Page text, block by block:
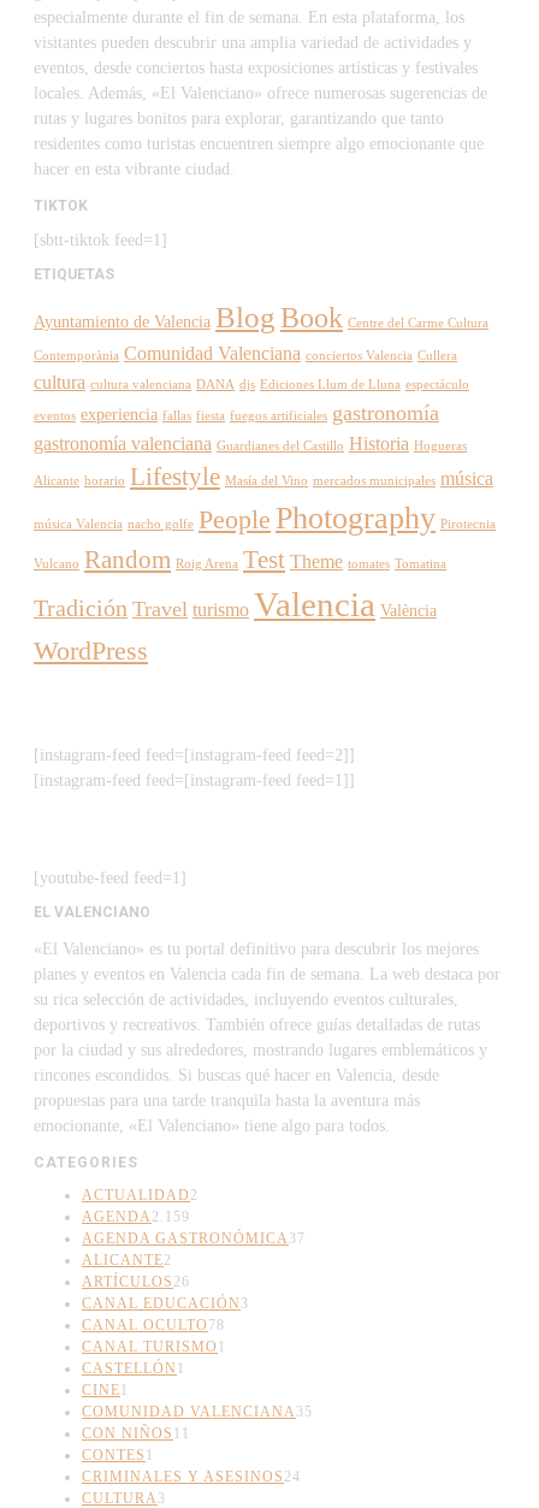
especialmente durante el fin de semana. En esta plataforma, los
visitantes pueden descubrir una amplia variedad de actividades y
eventos, desde conciertos hasta exposiciones artísticas y festivales
locales. Además, «El Valenciano» ofrece numerosas sugerencias de
rutas y lugares bonitos para explorar, garantizando que tanto
residentes como turistas encuentren siempre algo emocionante que
hacer en esta vibrante ciudad.
TIKTOK
[sbtt-tiktok feed=1]
ETIQUETAS
Ayuntamiento de Valencia BlogBook Centre del Carme Cultura
Contemporània Comunidad Valenciana conciertos Valencia Cullera
cultura cultura valenciana DANA djs Ediciones Llum de Lluna espectáculo
eventos experiencia fallas fiesta fuegos artificiales gastronomía
gastronomía valenciana Guardianes del Castillo Historia Hogueras
Alicante horario Lifestyle Masía del Vino mercados municipales música
música Valencia nacho golfe People Photography Pirotecnia
Vulcano Random Roig Arena Test Theme tomates Tomatina
Tradición Travel turismo Valencia València
WordPress
[instagram-feed feed=[instagram-feed feed=2]]
[instagram-feed feed=[instagram-feed feed=1]]
[youtube-feed feed=1]
EL VALENCIANO
«El Valenciano» es tu portal definitivo para descubrir los mejores
planes y eventos en Valencia cada fin de semana. La web destaca por
su rica selección de actividades, incluyendo eventos culturales,
deportivos y recreativos. También ofrece guías detalladas de rutas
por la ciudad y sus alrededores, mostrando lugares emblemáticos y
rincones escondidos. Si buscas qué hacer en Valencia, desde
propuestas para una tarde tranquila hasta la aventura más
emocionante, «El Valenciano» tiene algo para todos.
CATEGORIES
ACTUALIDAD 2
AGENDA 2.159
AGENDA GASTRONÓMICA 37
ALICANTE2
ARTÍCULOS 26
CANAL EDUCACIÓN 3
CANAL OCULTO 78
CANAL TURISMO 1
CASTELLÓN 1
CINE1
COMUNIDAD VALENCIANA 35
CON NIÑOS 11
CONTES 1
CRIMINALES Y ASESINOS 24
CULTURA 3